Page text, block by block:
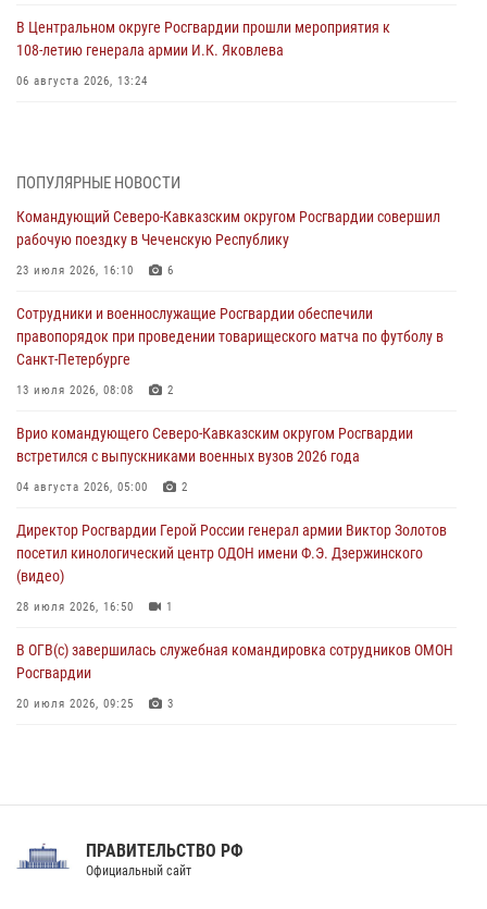
В Центральном округе Росгвардии прошли мероприятия к
108‑летию генерала армии И.К. Яковлева
06 августа 2026, 13:24
06 августа 2026, 12:35 1
Росгвардейцы провели выставку вооружения для участников сбора
«Гвардеец» в Пензе (видео)
06 августа 2026, 12:00
В Курске росгвардейцы приняли участие в митинге, посвященном
второй годовщине вторжения ВСУ на территорию области
06 августа 2026, 11:56
угрожавшего подростку травматическим пистолетом
06 августа 2026, 11:33
крупная нарколаборатория
ПОПУЛЯРНЫЕ НОВОСТИ
Командующий Северо-Кавказским округом Росгвардии совершил
рабочую поездку в Чеченскую Республику
23 июля 2026, 16:10 6
Сотрудники и военнослужащие Росгвардии обеспечили
правопорядок при проведении товарищеского матча по футболу в
Санкт-Петербурге
13 июля 2026, 08:08 2
Врио командующего Северо-Кавказским округом Росгвардии
встретился с выпускниками военных вузов 2026 года
04 августа 2026, 05:00 2
Директор Росгвардии Герой России генерал армии Виктор Золотов
посетил кинологический центр ОДОН имени Ф.Э. Дзержинского
(видео)
28 июля 2026, 16:50 1
В ОГВ(с) завершилась служебная командировка сотрудников ОМОН
Росгвардии
20 июля 2026, 09:25 3
Праздник «Один день с Росгвардией» к 105-летию Центрального
ПРАВИТЕЛЬСТВО РФ
Официальный сайт